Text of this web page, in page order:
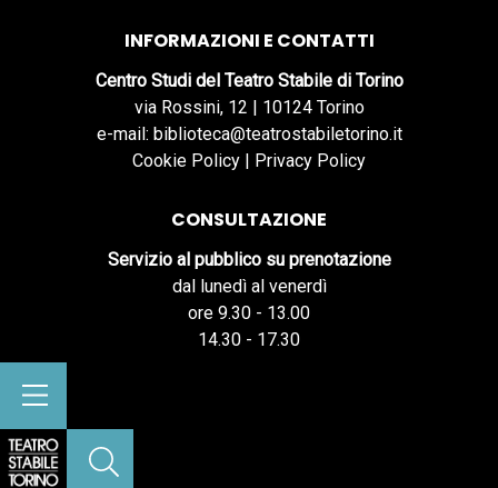
INFORMAZIONI E CONTATTI
Centro Studi del Teatro Stabile di Torino
via Rossini, 12 | 10124 Torino
e-mail: biblioteca@teatrostabiletorino.it
Cookie Policy | Privacy Policy
CONSULTAZIONE
Servizio al pubblico su prenotazione
dal lunedì al venerdì
ore 9.30 - 13.00
14.30 - 17.30